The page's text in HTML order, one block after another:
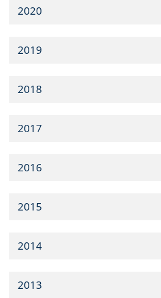
2020
2019
2018
2017
2016
2015
2014
2013